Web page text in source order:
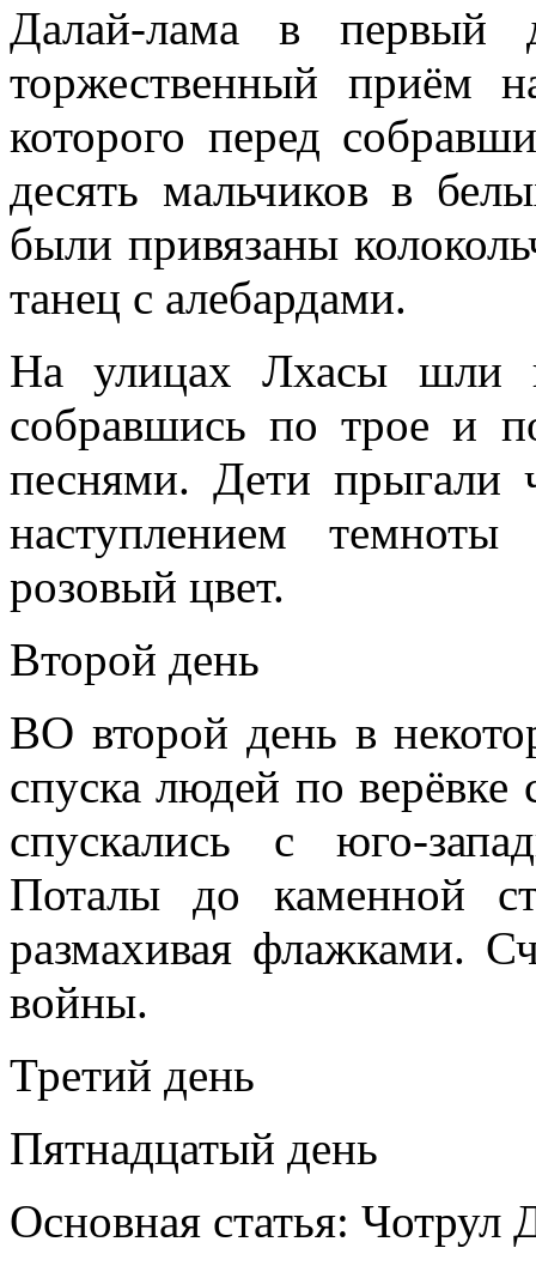
Далай-лама в первый
торжественный приём
которого перед
десять мальчиков в
были привязаны
танец с алебардами.
На улицах Лхасы шли
собравшись по трое и
песнями. Дети прыгали
наступлением
розовый цвет.
Второй день
ВО второй день в
спуска людей по
спускались с юго-
Поталы до каменной
размахивая флажками.
войны.
Третий день
Пятнадцатый день
Основная статья: Чотрул